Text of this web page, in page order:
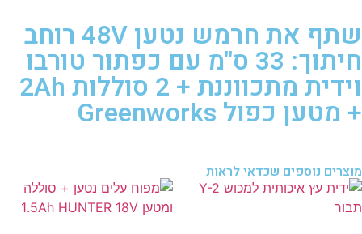
שתף את חרמש נטען 48V רוחב
חיתוך: 33 ס"מ עם כפתור טורבו
וידית מתכווננת + 2 סוללות 2Ah
+ מטען כפול Greenworks
מוצרים נוספים שכדאי לראות